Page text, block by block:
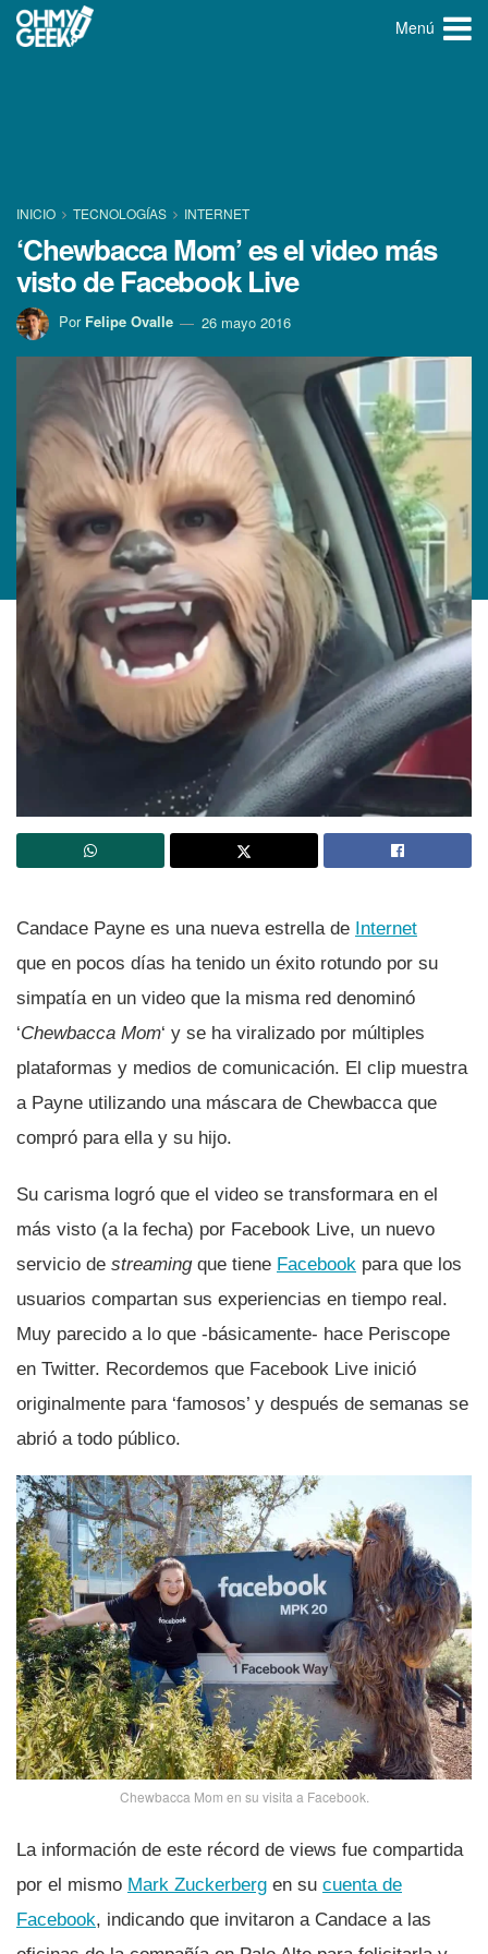
Menú
INICIO TECNOLOGÍ­AS INTERNET
‘Chewbacca Mom’ es el video más
visto de Facebook Live
Por Felipe Ovalle 26 mayo 2016
Candace Payne es una nueva estrella de Internet
que en pocos dí­as ha tenido un éxito rotundo por su
simpatí­a en un video que la misma red denominó
‘Chewbacca Mom‘ y se ha viralizado por múltiples
plataformas y medios de comunicación. El clip muestra
a Payne utilizando una máscara de Chewbacca que
compró para ella y su hijo.
Su carisma logró que el video se transformara en el
más visto (a la fecha) por Facebook Live, un nuevo
servicio de streamingque tiene Facebook para que los
usuarios compartan sus experiencias en tiempo real.
Muy parecido a lo que -básicamente- hace Periscope
en Twitter. Recordemos que Facebook Live inició
originalmente para ‘famosos’ y después de semanas se
abrió a todo público.
Chewbacca Mom en su visita a Facebook.
La información de este récord de views fue compartida
por el mismo Mark Zuckerberg en su cuenta de
Facebook, indicando que invitaron a Candace a las